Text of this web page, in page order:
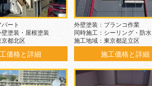
ート
塗装・屋根塗装
都北区
価格と詳細
外壁塗装：ブランコ作業
同時施工：シーリング・防水
施工地域：東京都足立区
施工価格と詳細